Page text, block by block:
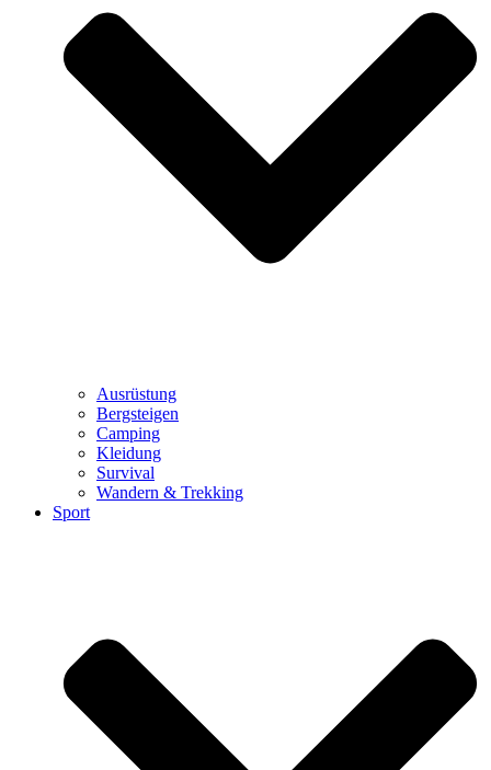
Ausrüstung
Bergsteigen
Camping
Kleidung
Survival
Wandern & Trekking
Sport